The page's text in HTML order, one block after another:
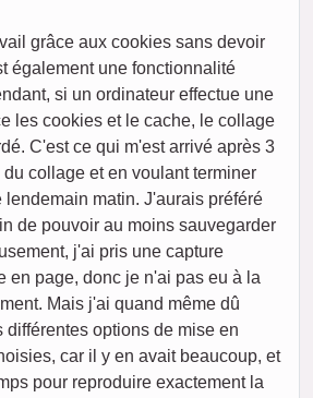
grâce aux cookies sans devoir
également une fonctionnalité
si un ordinateur effectue une
les cookies et le cache, le collage
C'est ce qui m'est arrivé après 3
collage et en voulant terminer
matin. J'aurais préféré
de pouvoir au moins sauvegarder
j'ai pris une capture
en page, donc je n'ai pas eu à la
Mais j'ai quand même dû
différentes options de mise en
car il y en avait beaucoup, et
pour reproduire exactement la